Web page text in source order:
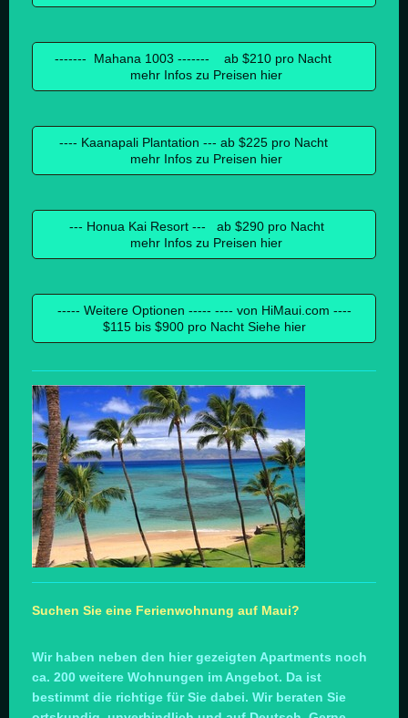
------- Mahana 1003 ------- ab $210 pro Nacht
mehr Infos zu Preisen hier
---- Kaanapali Plantation --- ab $225 pro Nacht
mehr Infos zu Preisen hier
--- Honua Kai Resort --- ab $290 pro Nacht
mehr Infos zu Preisen hier
----- Weitere Optionen ----- ---- von HiMaui.com ----
$115 bis $900 pro Nacht Siehe hier
Suchen Sie eine Ferienwohnung auf Maui?
Wir haben neben den hier gezeigten Apartments noch
ca. 200 weitere Wohnungen im Angebot. Da ist
bestimmt die richtige für Sie dabei. Wir beraten Sie